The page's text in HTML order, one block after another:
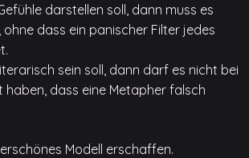
darstellen soll, dann muss es
dass ein panischer Filter jedes
sein soll, dann darf es nicht bei
haben, dass eine Metapher falsch
Modell erschaffen.